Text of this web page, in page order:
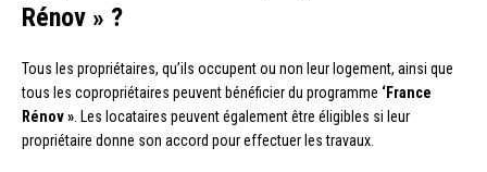
Rénov » ?
Tous les propriétaires, qu’ils occupent ou non leur logement, ainsi que
tous les copropriétaires peuvent bénéficier du programme ‘France
Rénov » . Les locataires peuvent également être éligibles si leur
propriétaire donne son accord pour effectuer les travaux.